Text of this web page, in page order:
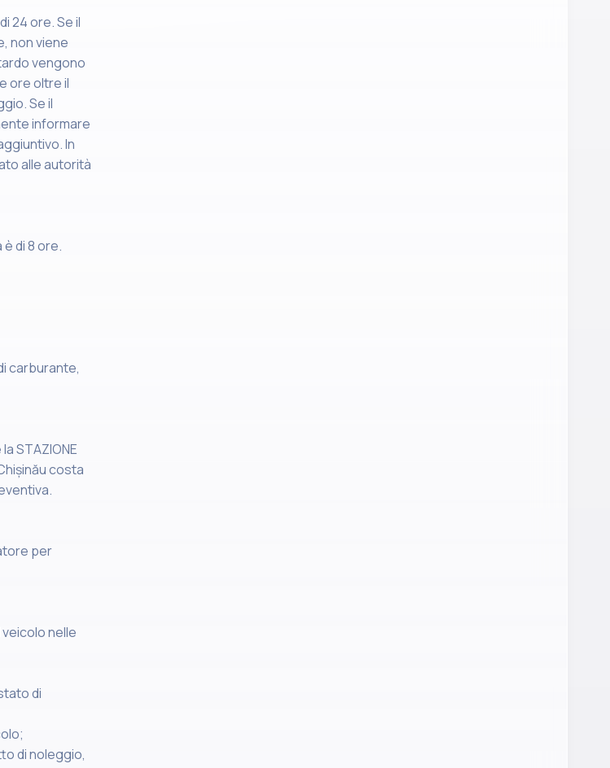
24 ore. Se il
non viene
vengono
ore oltre il
Se il
informare
In
alle autorità
di 8 ore.
carburante,
STAZIONE
costa
per
nelle
di
di noleggio,